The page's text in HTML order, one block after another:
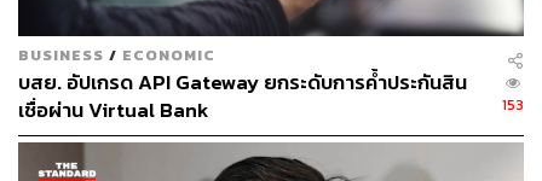
BUSINESS / ECONOMIC
บสย. อัปเกรด API Gateway ยกระดับการค้ำประกันสิน
เชื่อผ่าน Virtual Bank
153